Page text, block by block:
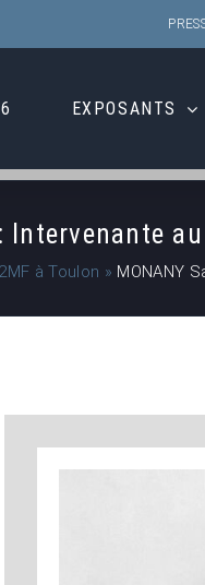
EXPOSANTS
Intervenante
à Toulon » MONANY